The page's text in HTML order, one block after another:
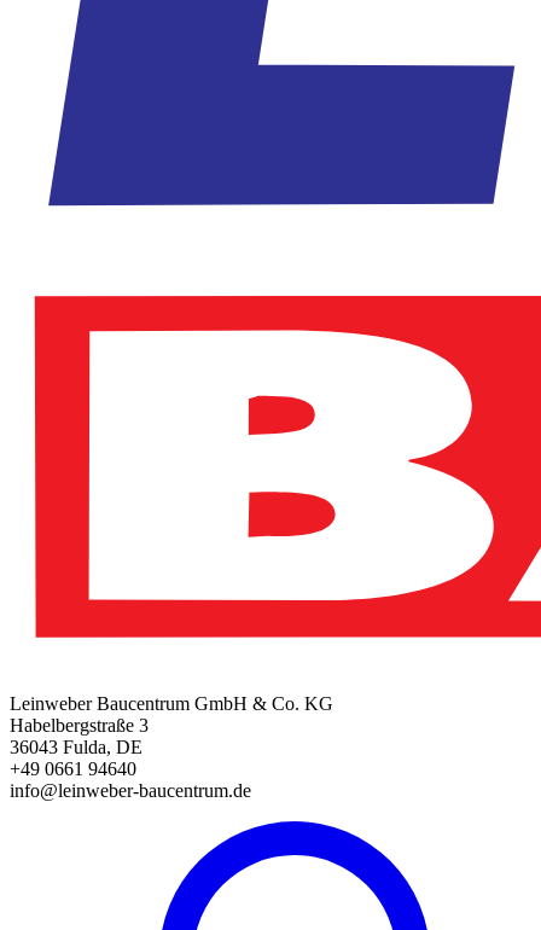
Leinweber Baucentrum GmbH & Co. KG
Habelbergstraße 3
36043 Fulda, DE
+49 0661 94640
info@leinweber-baucentrum.de